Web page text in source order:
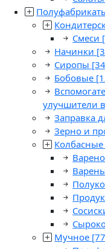
Смеси
Начинки
Сиропы
Бобовые
улучшители
Заправка
Зерно и
Мучное